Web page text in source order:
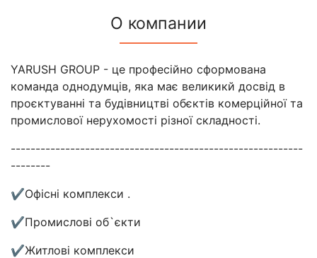
О компании
YARUSH GROUP - це професійно сформована
команда однодумців, яка має великикй досвід в
проєктуванні та будівництві обєктів комерційної та
промислової нерухомості різної складності.
-----------------------------------------------------------
--------
✔Офісні комплекси .
✔Промислові об`єкти
✔Житлові комплекси